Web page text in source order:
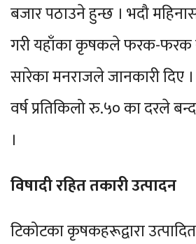
बजार पठाउने हुन्छ । भदौ
गरी यहाँका कृषकले फरक-फरक
सारेका मनराजले जानकारी
वर्ष प्रतिकिलो रु.५० का दरले
।
विषादी रहित तकारी उत्पादन
टिकोटका कृषकहरूद्वारा